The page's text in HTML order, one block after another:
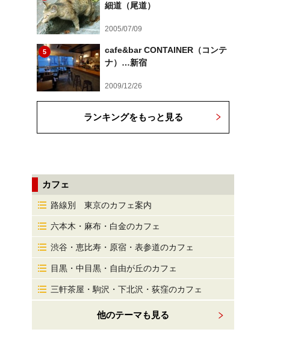
細道（尾道）
2005/07/09
5
cafe&bar CONTAINER（コンテ
ナ）…新宿
2009/12/26
ランキングをもっと見る
カフェ
路線別 東京のカフェ案内
六本木・麻布・白金のカフェ
渋谷・恵比寿・原宿・表参道のカフェ
目黒・中目黒・自由が丘のカフェ
三軒茶屋・駒沢・下北沢・荻窪のカフェ
他のテーマも見る